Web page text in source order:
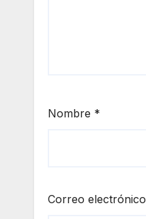
Nombre *
Correo electrónico